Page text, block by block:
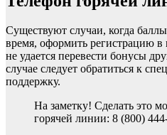
Существуют случаи, когда
время, оформить регистрацию в
не удается перевести бонусы
случае следует обратиться к
поддержку.
На заметку! Сделать это
горячей линии: 8 (800)